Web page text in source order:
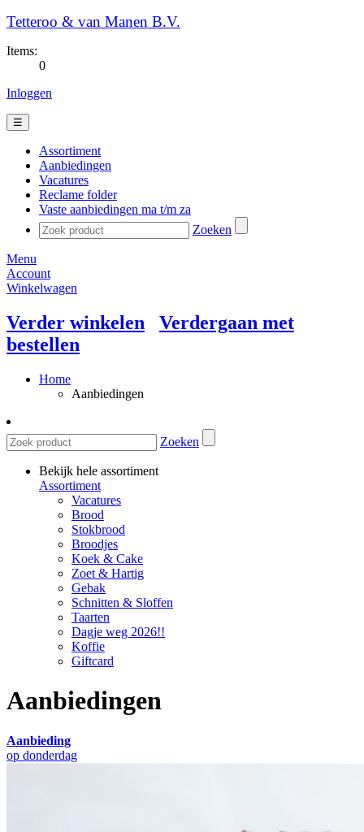
Tetteroo & van Manen B.V.
Items:
0
Inloggen
☰
Assortiment
Aanbiedingen
Vacatures
Reclame folder
Vaste aanbiedingen ma t/m za
Zoeken
Menu
Account
Winkelwagen
Verder winkelen
Verdergaan met
bestellen
Home
Aanbiedingen
Zoeken
Bekijk hele assortiment
Assortiment
Vacatures
Brood
Stokbrood
Broodjes
Koek & Cake
Zoet & Hartig
Gebak
Schnitten & Sloffen
Taarten
Dagje weg 2026!!
Koffie
Giftcard
Aanbiedingen
Aanbieding
op donderdag